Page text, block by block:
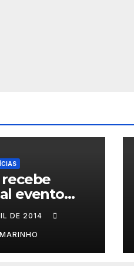
evento
que
e
DE 2014